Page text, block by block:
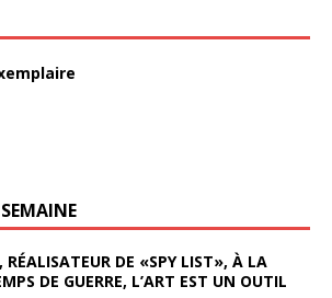
RÉALISATEUR DE «SPY LIST», À LA
DE GUERRE, L’ART EST UN OUTIL